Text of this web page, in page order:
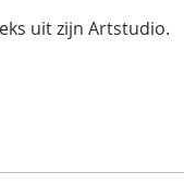
uit zijn Artstudio.